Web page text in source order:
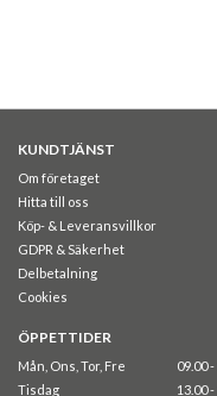
KUNDTJÄNST
Om företaget
Hitta till oss
Köp- & Leveransvillkor
GDPR & Säkerhet
Delbetalning
Cookies
ÖPPETTIDER
Mån, Ons, Tor, Fre
09.00
Tisdag
13.00